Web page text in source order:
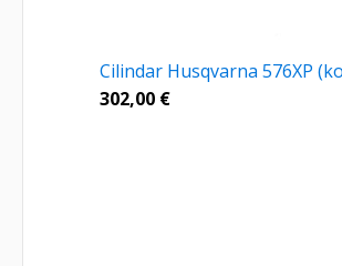
Cilindar Husqvarna 576XP
302,00 €